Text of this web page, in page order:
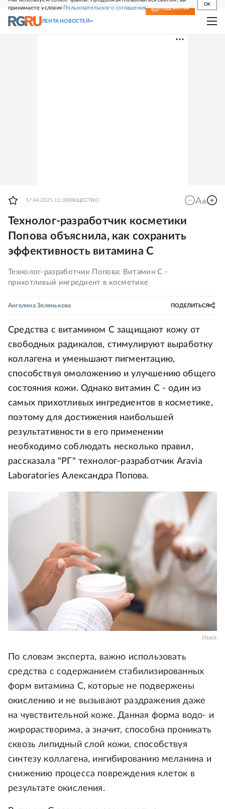
принимаете условия Пользовательского соглашения
OK
СВЕЖИЙ НОМЕР ПОДПИСКА
ЛЕНТА НОВОСТЕЙ
17.04.2025 11:38ОБЩЕСТВО
Технолог-разработчик косметики
Попова объяснила, как сохранить
эффективность витамина С
Технолог-разработчик Попова: Витамин С -
прихотливый ингредиент в косметике
Ангелина Зеленькова ПОДЕЛИТЬСЯ
Средства с витамином C защищают кожу от
свободных радикалов, стимулируют выработку
коллагена и уменьшают пигментацию,
способствуя омоложению и улучшению общего
состояния кожи. Однако витамин С - один из
самых прихотливых ингредиентов в косметике,
поэтому для достижения наибольшей
результативности в его применении
необходимо соблюдать несколько правил,
рассказала "РГ" технолог-разработчик Aravia
Laboratories Александра Попова.
iStock
По словам эксперта, важно использовать
средства с содержанием стабилизированных
форм витамина С, которые не подвержены
окислению и не вызывают раздражения даже
на чувствительной коже. Данная форма водо- и
жирорастворима, а значит, способна проникать
сквозь липидный слой кожи, способствуя
синтезу коллагена, ингибированию меланина и
снижению процесса повреждения клеток в
результате окисления.